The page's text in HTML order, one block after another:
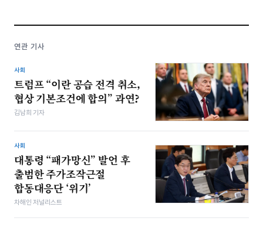
연관 기사
사회
트럼프 “이란 공습 전격 취소,
협상 기본조건에 합의” 과연?
김남희 기자
사회
대통령 “패가망신” 발언 후
출범한 주가조작근절
합동대응단 ‘위기’
차해인 저널리스트